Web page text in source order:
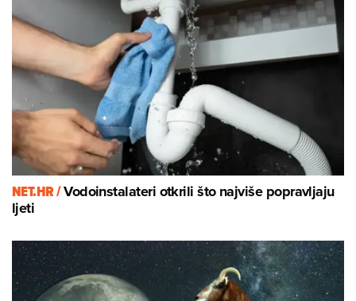
NET.HR /Vodoinstalateri otkrili što najviše popravljaju
ljeti